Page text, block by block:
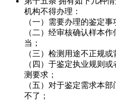
机构不得办理：
（一）需要办理的鉴定
（二）经审核确认样本
当；
（三）检测用途不正规或
（四）于鉴定执业规则
测要求；
（五）对于鉴定需求本
不了；